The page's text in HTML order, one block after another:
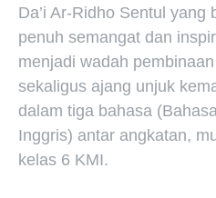
Da’i Ar-Ridho Sentul yang
penuh semangat dan
menjadi wadah
sekaligus ajang unjuk
dalam tiga bahasa
Inggris) antar angkatan,
kelas 6 KMI.